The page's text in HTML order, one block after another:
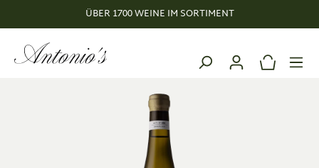
ÜBER 1700 WEINE IM SORTIMENT